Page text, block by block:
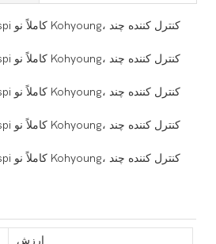
ارزش